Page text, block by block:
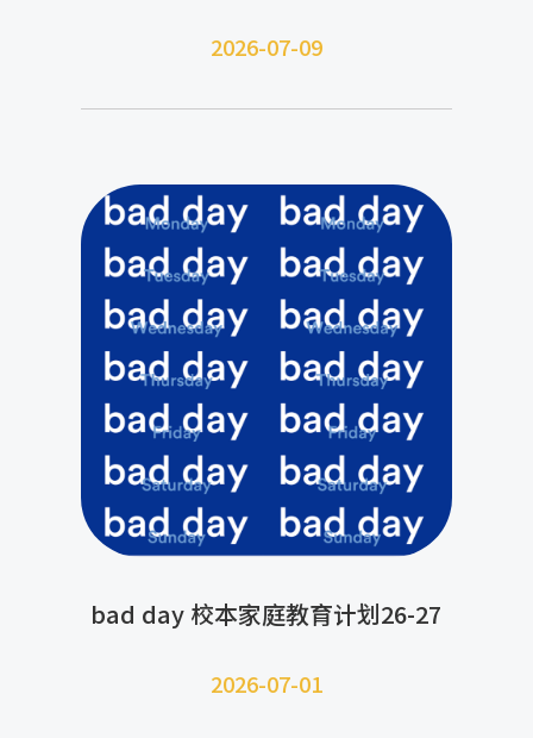
2026-07-09
bad day 校本家庭教育计划26-27
2026-07-01